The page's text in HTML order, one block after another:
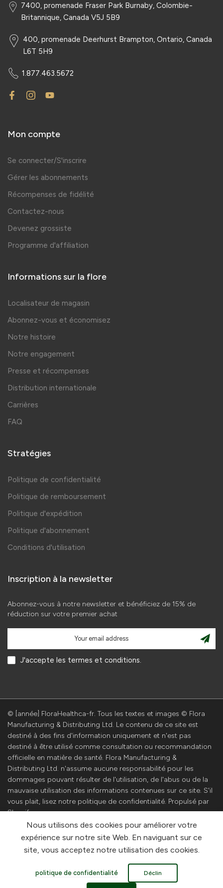
7400, promenade Fraser Park Burnaby, Colombie-
Britannique, Canada V5J 5B9
400, promenade Deerhurst Brampton, Ontario, Canada
L6T 5H9
1.877.463.5672
Mon compte
Se connecter/S'inscrire
Gérer les abonnements
Récompenses de fidélité
Contactez-nous
Devenez grossiste
Programme d'affiliation
Informations sur la flore
Localisateur de magasin
Abonnez-vous et économisez
Notre histoire
Notre engagement
Presse et récompenses
Distribution internationale
Carrières
FAQ
Stratégies
Politique de confidentialité
Politique de remboursement
Politique d'expédition
Politique d'abonnement
Conditions d'utilisation
Inscription à la newsletter
Abonnez-vous à notre newsletter et bénéficiez de 15% de
réduction sur votre premier achat
J'accepte les termes et conditions.
© [année] FloraHealthca-fr. Tous les textes et images © Flora
Manufacturing & Distributing Ltd. Le contenu de ce site est
destiné à des fins d'information uniquement et n'est pas
destiné à être utilisé comme consultation ou recommandation
officielle en matière de santé. Flora Manufacturing &
Distributing Ltd. n'assume aucune responsabilité pour les
dommages pouvant résulter de l'utilisation, de l'abus ou de la
mauvaise utilisation des informations contenues sur ce site. S'il
vous plait, lisez notre politique de confidentialité. Propulsé par
Shopify
Nous utilisons des cookies pour améliorer votre
expérience sur notre site Web. En naviguant sur ce
site, vous acceptez notre utilisation des cookies.
politique de confidentialité Déclin